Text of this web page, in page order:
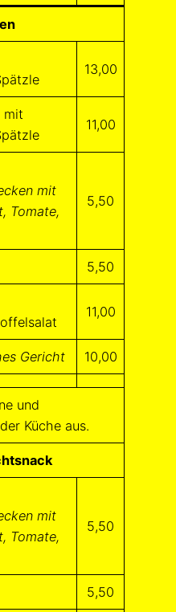
13,00
mit
11,00
mit
Tomate,
5,50
5,50
11,00
Gericht 10,00
und
Küche aus.
mit
Tomate,
5,50
5,50